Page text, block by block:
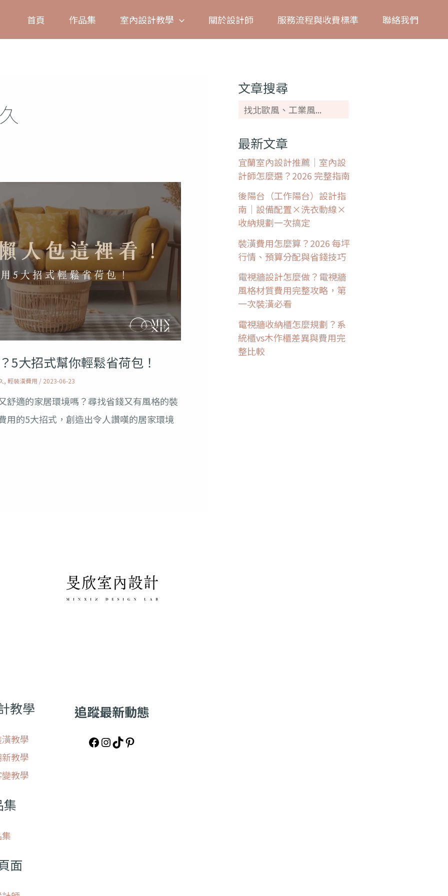
首頁 作品集 室內設計教學 關於設計師 服務流程與收費標準 聯絡我們
5大招式幫你輕鬆省荷包！
, 輕裝潢費用 / 2023-06-23
舒適的家居環境嗎？尋找省錢又有風格的裝
用的5大招式，創造出令人讚嘆的居家環境
文章搜尋
尋
最新文章
宜蘭室內設計推薦｜室內設
計師怎麼選？2026 完整指南
後陽台（工作陽台）設計指
南｜設備配置×洗衣動線×
收納規劃一次搞定
裝潢費用怎麼算？2026 每坪
行情、預算分配與省錢技巧
電視牆設計怎麼做？電視牆
風格材質費用完整攻略，第
一次裝潢必看
電視牆收納櫃怎麼規劃？系
統櫃vs木作櫃差異與費用完
整比較
教學
教學
教學
教學
集
面
追蹤最新動態